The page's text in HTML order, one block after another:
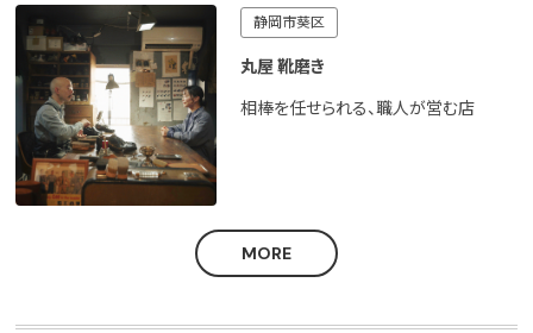
静岡市葵区
丸屋 靴磨き
相棒を任せられる、職人が営む店
MORE